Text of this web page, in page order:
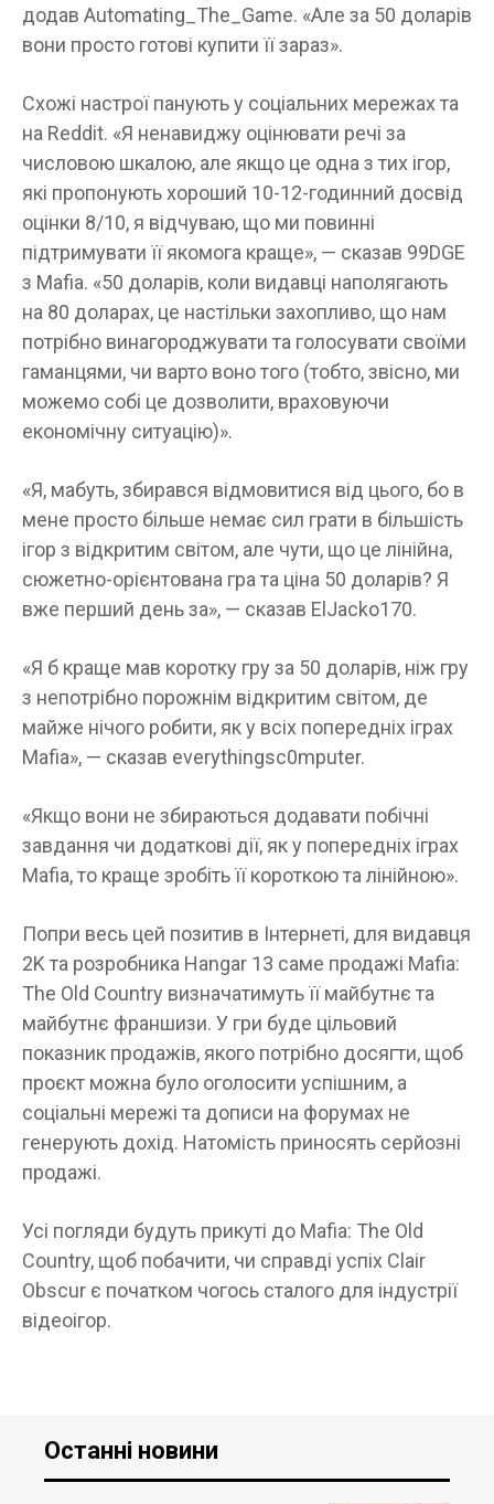
додав Automating_The_Game. «Але за 50 доларів
вони просто готові купити її зараз».
Схожі настрої панують у соціальних мережах та
на Reddit. «Я ненавиджу оцінювати речі за
числовою шкалою, але якщо це одна з тих ігор,
які пропонують хороший 10-12-годинний досвід
оцінки 8/10, я відчуваю, що ми повинні
підтримувати її якомога краще», — сказав 99DGE
з Mafia. «50 доларів, коли видавці наполягають
на 80 доларах, це настільки захопливо, що нам
потрібно винагороджувати та голосувати своїми
гаманцями, чи варто воно того (тобто, звісно, ​​ми
можемо собі це дозволити, враховуючи
економічну ситуацію)».
«Я, мабуть, збирався відмовитися від цього, бо в
мене просто більше немає сил грати в більшість
ігор з відкритим світом, але чути, що це лінійна,
сюжетно-орієнтована гра та ціна 50 доларів? Я
вже перший день за», — сказав ElJacko170.
«Я б краще мав коротку гру за 50 доларів, ніж гру
з непотрібно порожнім відкритим світом, де
майже нічого робити, як у всіх попередніх іграх
Mafia», — сказав everythingsc0mputer.
«Якщо вони не збираються додавати побічні
завдання чи додаткові дії, як у попередніх іграх
Mafia, то краще зробіть її короткою та лінійною».
Попри весь цей позитив в Інтернеті, для видавця
2K та розробника Hangar 13 саме продажі Mafia:
The Old Country визначатимуть її майбутнє та
майбутнє франшизи. У гри буде цільовий
показник продажів, якого потрібно досягти, щоб
проєкт можна було оголосити успішним, а
соціальні мережі та дописи на форумах не
генерують дохід. Натомість приносять серйозні
продажі.
Усі погляди будуть прикуті до Mafia: The Old
Country, щоб побачити, чи справді успіх Clair
Obscur є початком чогось сталого для індустрії
відеоігор.
Останні новини